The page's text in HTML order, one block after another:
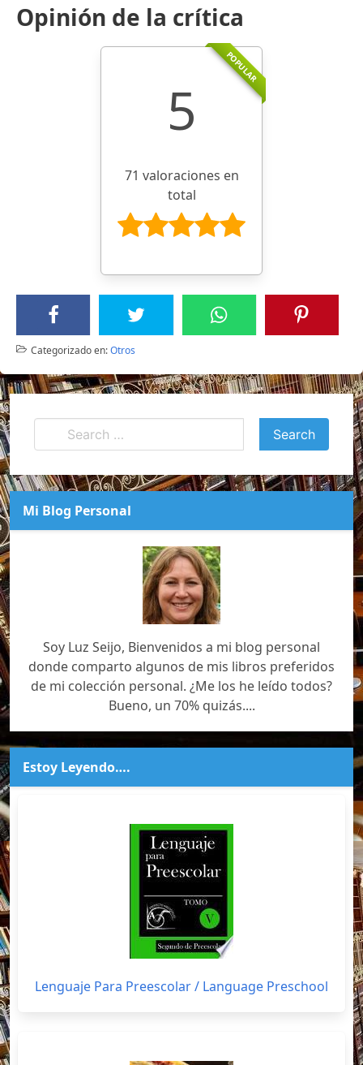
Opinión de la crítica
POPULAR
5
71 valoraciones en
total
Categorizado en:Otros
Mi Blog Personal
Soy Luz Seijo, Bienvenidos a mi blog personal
donde comparto algunos de mis libros preferidos
de mi colección personal. ¿Me los he leído todos?
Bueno, un 70% quizás....
Estoy Leyendo….
Lenguaje Para Preescolar / Language Preschool